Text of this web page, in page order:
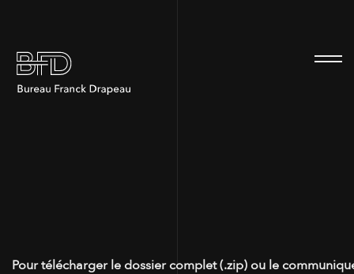
Pour télécharger le dossier complet (.zip) ou le